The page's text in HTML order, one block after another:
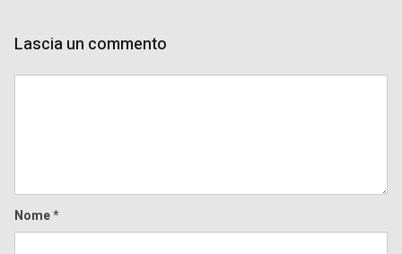
Lascia un commento
Nome*